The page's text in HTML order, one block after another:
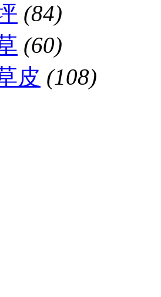
(84)
(60)
皮 (108)